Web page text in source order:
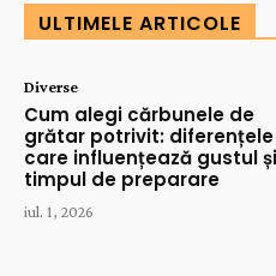
ULTIMELE ARTICOLE
Diverse
Cum alegi cărbunele de
grătar potrivit: diferențele
care influențează gustul și
timpul de preparare
iul. 1, 2026